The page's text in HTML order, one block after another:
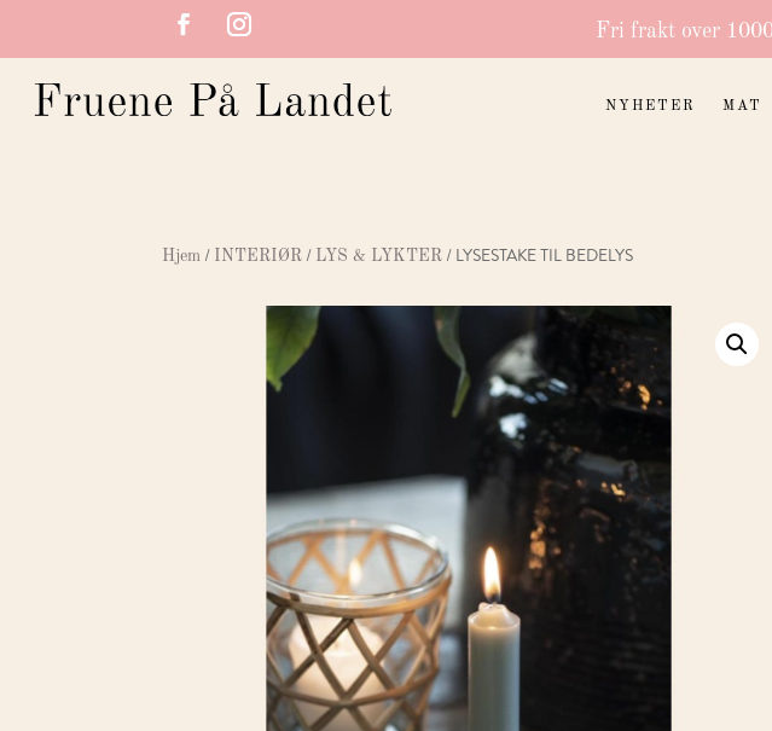
Fri frakt over
NYHETER MAT
Hjem / INTERIØR / LYS & LYKTER / LYSESTAKE TIL BEDELYS